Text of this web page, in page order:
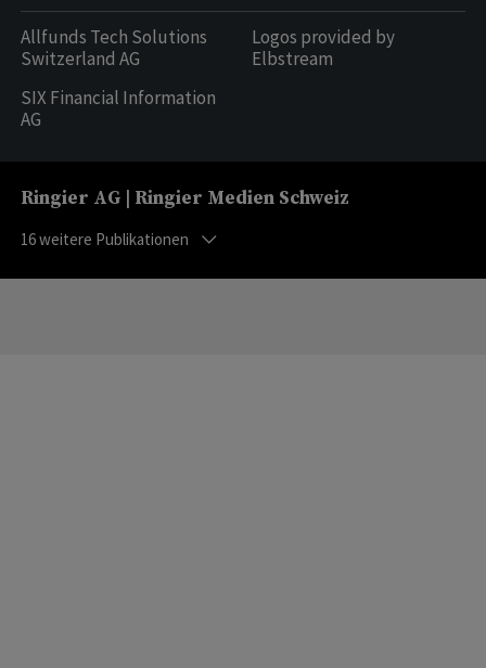
Allfunds Tech Solutions
Switzerland AG
SIX Financial Information
AG
Logos provided by
Elbstream
Ringier AG | Ringier Medien Schweiz
16weitere Publikationen